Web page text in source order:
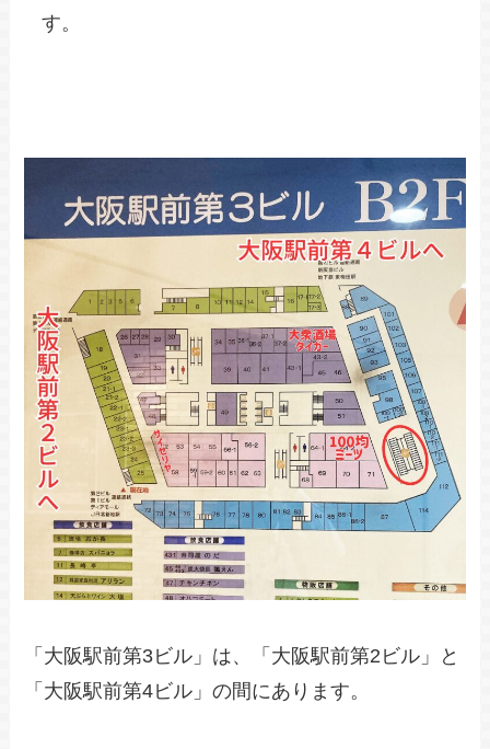
す。
「大阪駅前第3ビル」は、「大阪駅前第2ビル」と
「大阪駅前第4ビル」の間にあります。